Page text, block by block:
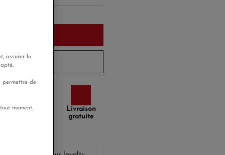
Paiement
Livraison
gratuite
assurer la
permettre de
moment.